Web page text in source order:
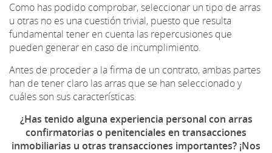
Como has podido comprobar, seleccionar un tipo de arras
u otras no es una cuestión trivial, puesto que resulta
fundamental tener en cuenta las repercusiones que
pueden generar en caso de incumplimiento.
Antes de proceder a la firma de un contrato, ambas partes
han de tener claro las arras que se han seleccionado y
cuáles son sus características.
¿Has tenido alguna experiencia personal con arras
confirmatorias o penitenciales en transacciones
inmobiliarias u otras transacciones importantes? ¡Nos